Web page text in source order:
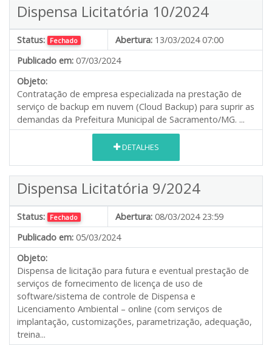
Dispensa Licitatória 10/2024
Status: Fechado Abertura: 13/03/2024 07:00
Publicado em: 07/03/2024
Objeto:
Contratação de empresa especializada na prestação de
serviço de backup em nuvem (Cloud Backup) para suprir as
demandas da Prefeitura Municipal de Sacramento/MG. ...
DETALHES
Dispensa Licitatória 9/2024
Status: Fechado Abertura: 08/03/2024 23:59
Publicado em: 05/03/2024
Objeto:
Dispensa de licitação para futura e eventual prestação de
serviços de fornecimento de licença de uso de
software/sistema de controle de Dispensa e
Licenciamento Ambiental – online (com serviços de
implantação, customizações, parametrização, adequação,
treina...